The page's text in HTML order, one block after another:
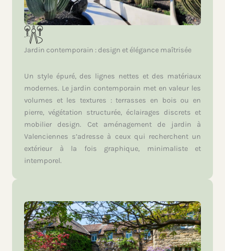
Jardin contemporain : design et élégance maîtrisée
Un style épuré, des lignes nettes et des matériaux
modernes. Le jardin contemporain met en valeur les
volumes et les textures : terrasses en bois ou en
pierre, végétation structurée, éclairages discrets et
mobilier design. Cet aménagement de jardin à
Valenciennes s’adresse à ceux qui recherchent un
extérieur à la fois graphique, minimaliste et
intemporel.